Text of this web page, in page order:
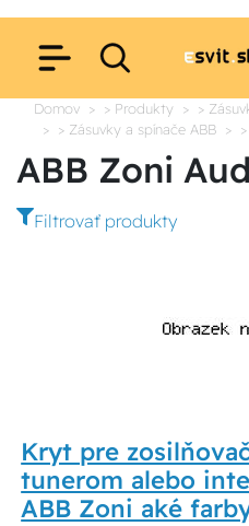
Domov > Produkty
>
> Zásuvky a spínače ABB
ABB Zoni
Filtrovať produkty
Kryt pre
tunerom alebo
ABB Zoni aké